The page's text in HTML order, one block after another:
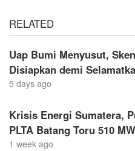
RELATED
Uap Bumi Menyusut,
Disiapkan demi
5 days ago
Krisis Energi Sumatera,
PLTA Batang Toru 510 MW
1 week ago